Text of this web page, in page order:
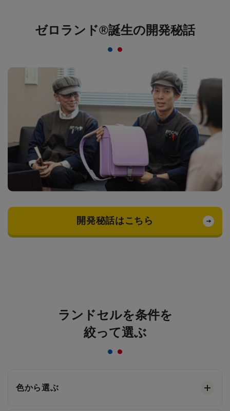
ゼロランド®誕生の開発秘話
開発秘話はこちら
ランドセルを条件を
絞って選ぶ
色から選ぶ